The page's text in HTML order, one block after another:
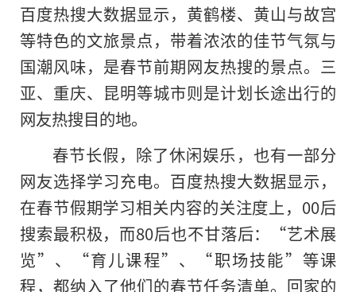
百度热搜大数据显示，黄鹤楼、黄山与故宫
等特色的文旅景点，带着浓浓的佳节气氛与
国潮风味，是春节前期网友热搜的景点。三
亚、重庆、昆明等城市则是计划长途出行的
网友热搜目的地。
春节长假，除了休闲娱乐，也有一部分
网友选择学习充电。百度热搜大数据显示，
在春节假期学习相关内容的关注度上，00后
搜索最积极，而80后也不甘落后：“艺术展
览”、“育儿课程”、“职场技能”等课
程，都纳入了他们的春节任务清单。回家的